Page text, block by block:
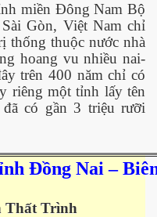
miền Đông Nam Bộ
Gòn, Việt Nam chỉ
thống thuộc nước nhà
hoang vu nhiều nai-
trên 400 năm chỉ có
riêng một tỉnh lấy tên
đã có gần 3 triệu rưỡi
Đồng Nai –
Thất Trình